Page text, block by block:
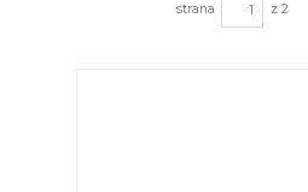
strana
z 2